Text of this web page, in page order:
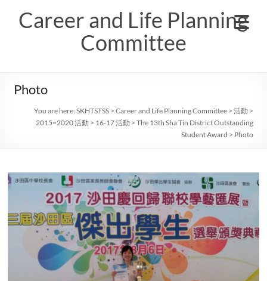
contentCareer and Life Planning
Committee
Photo
You are here:SKHTSTSS >Career and Life Planning Committee >活動 >
2015~2020 活動 > 16-17 活動 >The 13th Sha Tin District Outstanding
Student Award > Photo